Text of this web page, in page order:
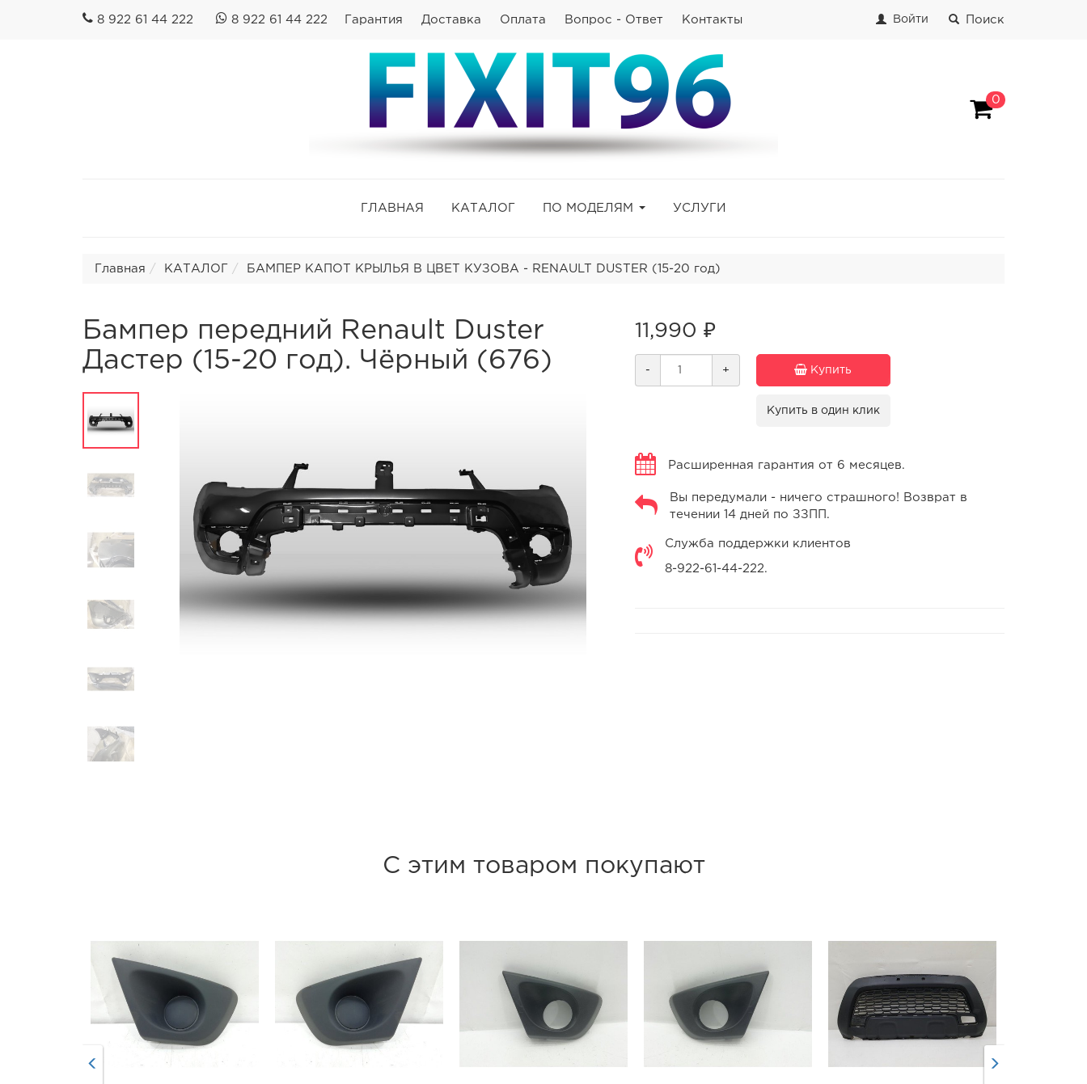
8 922 61 44 222 8 922 61 44 222 Гарантия Доставка Оплата Вопрос - Ответ Контакты Войти Поиск
0
ГЛАВНАЯ КАТАЛОГ ПО МОДЕЛЯМ УСЛУГИ
Главная КАТАЛОГ БАМПЕР КАПОТ КРЫЛЬЯ В ЦВЕТ КУЗОВА - RENAULT DUSTER (15-20 год)
Бампер передний Renault Duster
Дастер (15-20 год). Чёрный (676)
11,990 ₽
- + Купить
Купить в один клик
Расширенная гарантия от 6 месяцев.
Вы передумали - ничего страшного! Возврат в
течении 14 дней по ЗЗПП.
Служба поддержки клиентов
8-922-61-44-222.
С этим товаром покупают